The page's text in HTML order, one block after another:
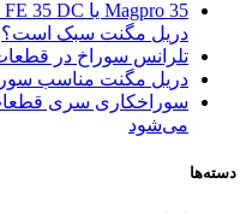
دریل مگنت سبک است؟
تلرانس سوراخ در
دریل مگنت مناسب
سوراخکاری سری
می‌شود
دسته‌ها